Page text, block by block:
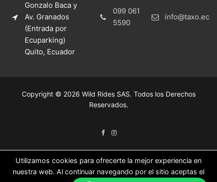
Gonzalo Baca y
Av. Granados
(Entrada por
Ecuparking)
Quito, Ecuador
099 061
5590
info@taxo.ec
Copyright © 2026 Wild Rides SAS. Todos los Derechos
Reservados.
Utilizamos cookies para ofrecerte la mejor experiencia en
nuestra web. Al continuar navegando por el sitio aceptas el